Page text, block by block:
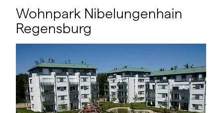
Wohnpark Nibelungenhain
Regensburg